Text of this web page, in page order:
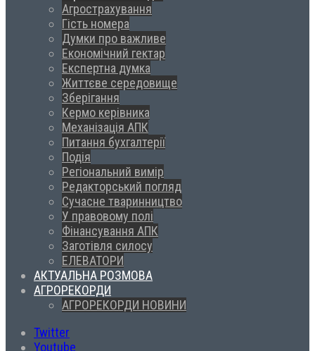
Агрострахування
Гість номера
Думки про важливе
Економічний гектар
Експертна думка
Життєве середовище
Зберігання
Кермо керівника
Механізація АПК
Питання бухгалтерії
Подія
Регіональний вимір
Редакторський погляд
Сучасне тваринництво
У правовому полі
Фінансування АПК
Заготівля силосу
ЕЛЕВАТОРИ
АКТУАЛЬНА РОЗМОВА
АГРОРЕКОРДИ
АГРОРЕКОРДИ НОВИНИ
Twitter
Youtube